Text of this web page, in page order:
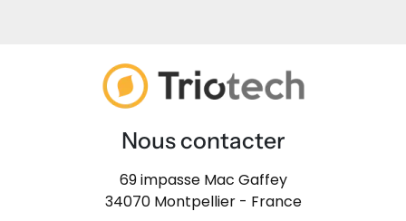
Nous contacter
69 impasse Mac Gaffey
34070 Montpellier - France